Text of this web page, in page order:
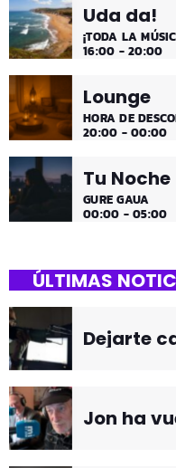
Uda da!
¡TODA LA
16:00 - 20:00
Lounge
HORA DE
20:00 - 00:00
Tu Noche
GURE GAUA
00:00 - 05:00
ÚLTIMAS
Dejarte
Jon ha